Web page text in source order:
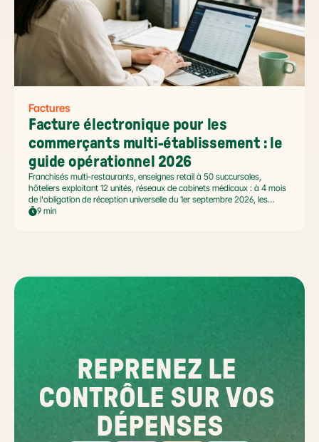
Factures
Facture électronique pour les
commerçants multi-établissement : le
guide opérationnel 2026
Franchisés multi-restaurants, enseignes retail à 50 succursales,
hôteliers exploitant 12 unités, réseaux de cabinets médicaux : à 4 mois
de l'obligation de réception universelle du 1er septembre 2026, les
commerçants multi-établissement ont un défi spécifique. Ce guide
9 min
REPRENEZ LE
CONTRÔLE SUR VOS
DÉPENSES